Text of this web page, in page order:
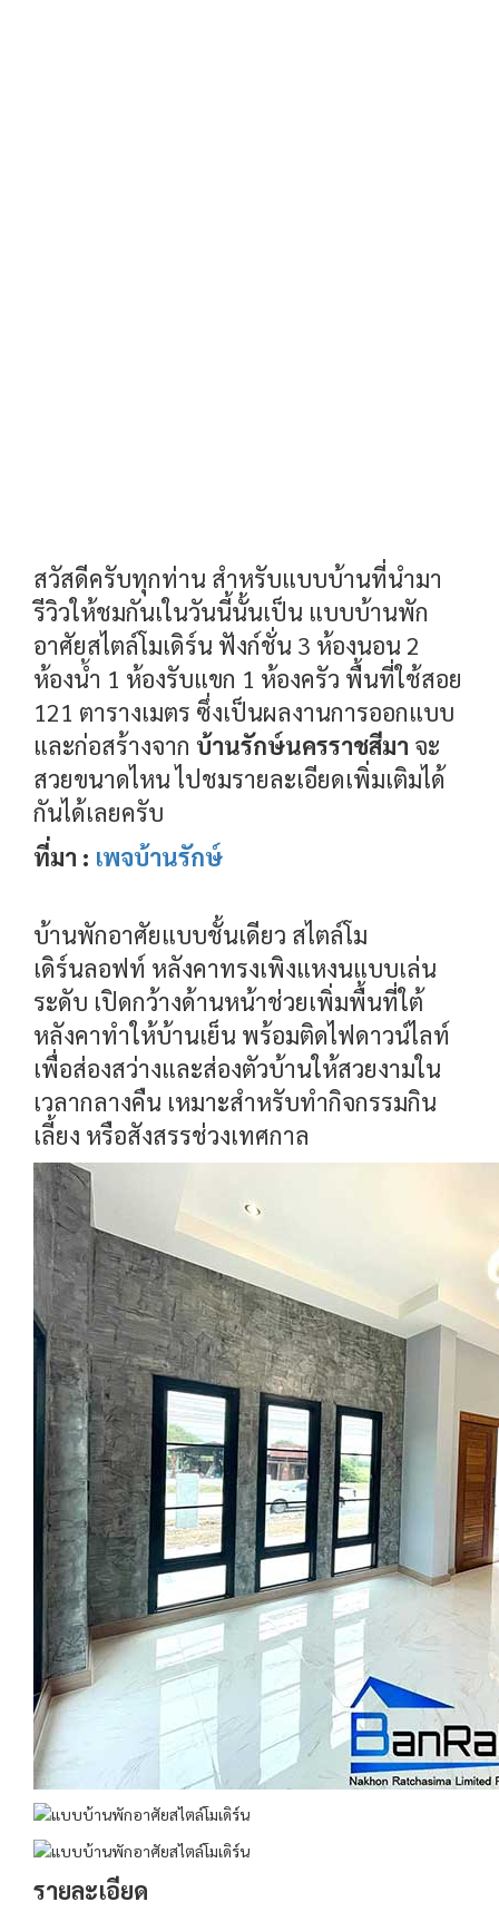
สวัสดีครับทุกท่าน สำหรับแบบบ้านที่นำมา
รีวิวให้ชมกันเในวันนี้นั้นเป็น แบบบ้านพัก
อาศัยสไตล์โมเดิร์น ฟังก์ชั่น 3 ห้องนอน 2
ห้องน้ำ 1 ห้องรับแขก 1 ห้องครัว พื้นที่ใช้สอย
121 ตารางเมตร ซึ่งเป็นผลงานการออกแบบ
และก่อสร้างจาก บ้านรักษ์นครราชสีมา จะ
สวยขนาดไหน ไปชมรายละเอียดเพิ่มเติมได้
กันได้เลยครับ
ที่มา : เพจบ้านรักษ์
บ้านพักอาศัยแบบชั้นเดียว สไตล์โม
เดิร์นลอฟท์ หลังคาทรงเพิงแหงนแบบเล่น
ระดับ เปิดกว้างด้านหน้าช่วยเพิ่มพื้นที่ใต้
หลังคาทำให้บ้านเย็น พร้อมติดไฟดาวน์ไลท์
เพื่อส่องสว่างและส่องตัวบ้านให้สวยงามใน
เวลากลางคืน เหมาะสำหรับทำกิจกรรมกิน
เลี้ยง หรือสังสรรช่วงเทศกาล
รายละเอียด